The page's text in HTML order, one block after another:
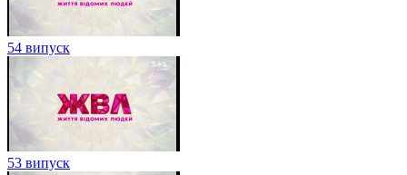
54 випуск
53 випуск